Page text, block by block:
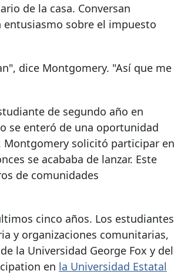
de la casa. Conversan
sobre el impuesto
dice Montgomery. "Así que me
de segundo año en
se enteró de una oportunidad
Montgomery solicitó participar en
se acababa de lanzar. Este
de comunidades
cinco años. Los estudiantes
y organizaciones comunitarias,
la Universidad George Fox y del
en la Universidad Estatal